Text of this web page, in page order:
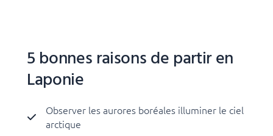
5 bonnes raisons de partir en
Laponie
Observer les aurores boréales illuminer le ciel
arctique